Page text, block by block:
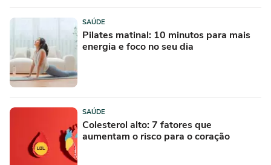
SAÚDE
Pilates matinal: 10 minutos para mais
energia e foco no seu dia
SAÚDE
Colesterol alto: 7 fatores que
aumentam o risco para o coração